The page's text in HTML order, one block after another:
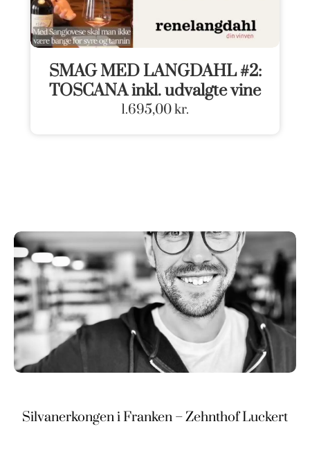
SMAG MED LANGDAHL #2:
TOSCANA inkl. udvalgte vine
1.695,00kr.
Silvanerkongen i Franken – Zehnthof Luckert